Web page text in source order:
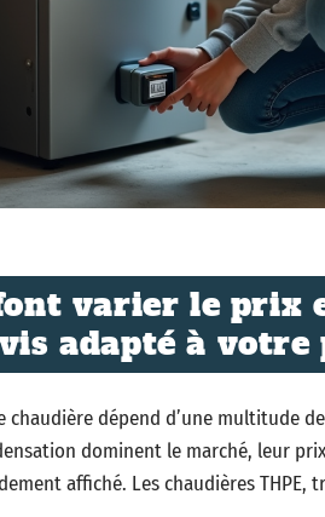
varier le prix
adapté à votre
dépend d’une multitude
dominent le marché, leur
affiché. Les chaudières